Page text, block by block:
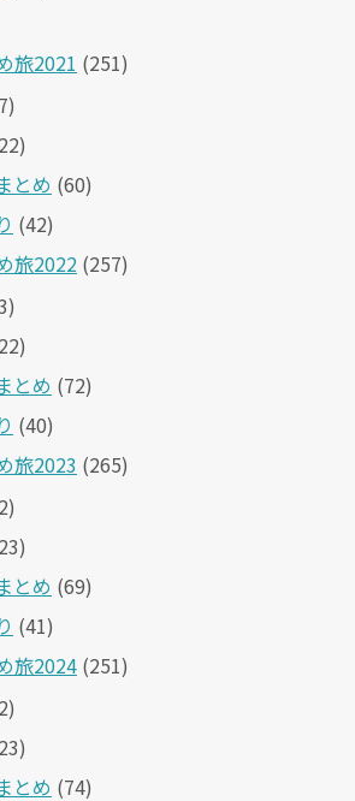
旅2021 (251)
とめ (60)
(42)
旅2022 (257)
とめ (72)
(40)
旅2023 (265)
とめ (69)
(41)
旅2024 (251)
とめ (74)